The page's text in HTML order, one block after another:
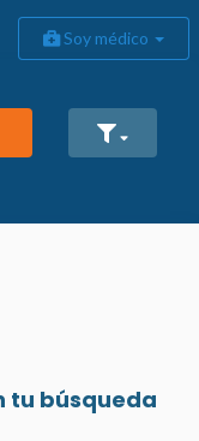
Soy médico
tu búsqueda